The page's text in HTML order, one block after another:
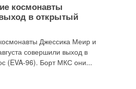
космонавты
в открытый
Джессика Меир и
совершили выход в
(EVA-96). Борт МКС они...